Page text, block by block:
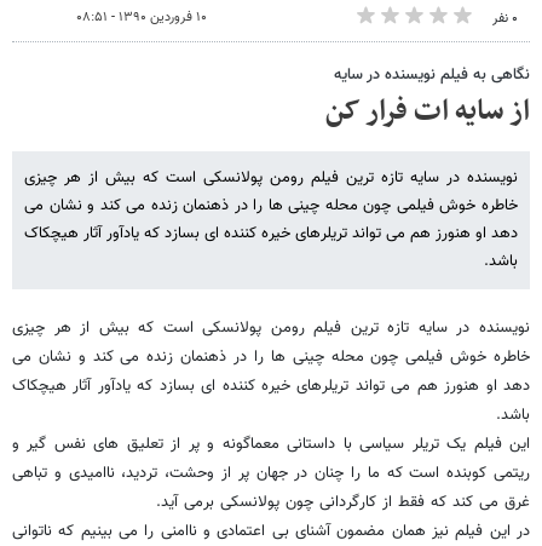
۰ نفر ۱۰ فروردین ۱۳۹۰ - ۰۸:۵۱
نگاهی به فیلم نویسنده در سایه
از سایه ات فرار کن
نویسنده در سایه تازه ترین فیلم رومن پولانسکی است که بیش از هر چیزی
خاطره خوش فیلمی چون محله چینی ها را در ذهنمان زنده می کند و نشان می
دهد او هنورز هم می تواند تریلرهای خیره کننده ای بسازد که یادآور آثار هیچکاک
باشد.
نویسنده در سایه تازه ترین فیلم رومن پولانسکی است که بیش از هر چیزی
خاطره خوش فیلمی چون محله چینی ها را در ذهنمان زنده می کند و نشان می
دهد او هنورز هم می تواند تریلرهای خیره کننده ای بسازد که یادآور آثار هیچکاک
باشد.
این فیلم یک تریلر سیاسی با داستانی معماگونه و پر از تعلیق های نفس گیر و
ریتمی کوبنده است که ما را چنان در جهان پر از وحشت، تردید، ناامیدی و تباهی
غرق می کند که فقط از کارگردانی چون پولانسکی برمی آید.
در این فیلم نیز همان مضمون آشنای بی اعتمادی و ناامنی را می بینیم که ناتوانی